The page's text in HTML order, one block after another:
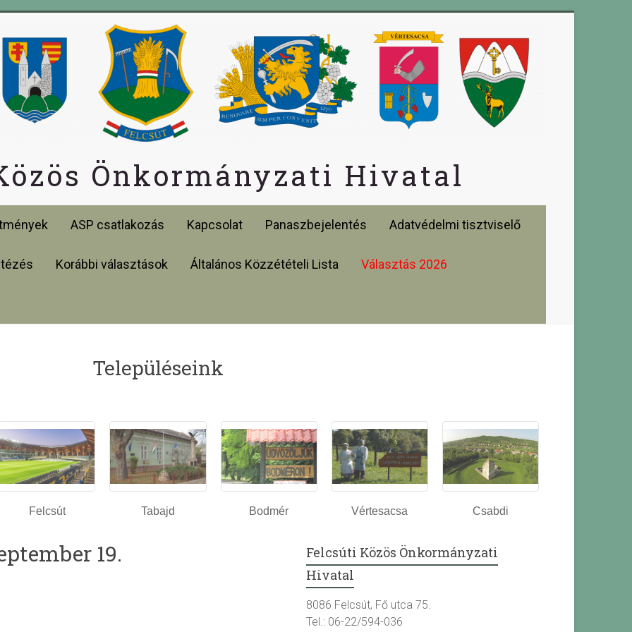
Önkormányzati Hivatal
ASP csatlakozás Kapcsolat Panaszbejelentés Adatvédelmi tisztviselő
Korábbi választások Általános Közzétételi Lista Választás 2026
Településeink
Felcsút Tabajd Bodmér Vértesacsa Csabdi
19.
Felcsúti Közös Önkormányzati
Hivatal
8086 Felcsút, Fő utca 75.
Tel.: 06-22/594-036